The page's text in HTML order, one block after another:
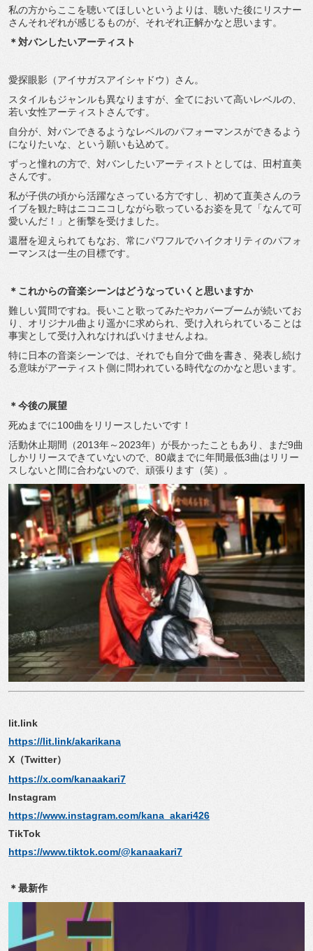
私の方からここを聴いてほしいというよりは、聴いた後にリスナー
さんそれぞれが感じるものが、それぞれ正解かなと思います。
＊対バンしたいアーティスト
愛探眼影（アイサガスアイシャドウ）さん。
スタイルもジャンルも異なりますが、全てにおいて高いレベルの、
若い女性アーティストさんです。
自分が、対バンできるようなレベルのパフォーマンスができるよう
になりたいな、という願いも込めて。
ずっと憧れの方で、対バンしたいアーティストとしては、田村直美
さんです。
私が子供の頃から活躍なさっている方ですし、初めて直美さんのラ
イブを観た時はニコニコしながら歌っているお姿を見て「なんて可
愛いんだ！」と衝撃を受けました。
還暦を迎えられてもなお、常にパワフルでハイクオリティのパフォ
ーマンスは一生の目標です。
＊これからの音楽シーンはどうなっていくと思いますか
難しい質問ですね。長いこと歌ってみたやカバーブームが続いてお
り、オリジナル曲より遥かに求められ、受け入れられていることは
事実として受け入れなければいけませんよね。
特に日本の音楽シーンでは、それでも自分で曲を書き、発表し続け
る意味がアーティスト側に問われている時代なのかなと思います。
＊今後の展望
死ぬまでに100曲をリリースしたいです！
活動休止期間（2013年～2023年）が長かったこともあり、まだ9曲
しかリリースできていないので、80歳までに年間最低3曲はリリー
スしないと間に合わないので、頑張ります（笑）。
lit.link
https://lit.link/akarikana
X （Twitter）
https://x.com/kanaakari7
Instagram
https://www.instagram.com/kana_akari426
TikTok
https://www.tiktok.com/@kanaakari7
＊最新作